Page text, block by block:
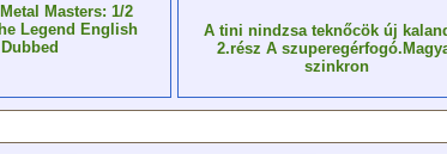
Masters: 1/2
Legend English
Dubbed
A tini nindzsa teknőcök új
2.rész A
szinkron